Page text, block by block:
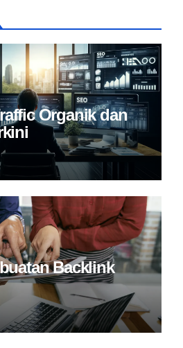
Organik dan
Backlink